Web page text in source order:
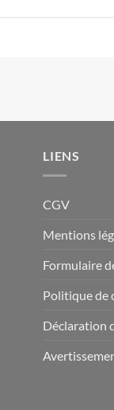
LIENS
CGV
Mentions
Formulaire
Politique de
Déclaration